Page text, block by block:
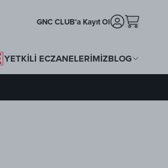
GNC CLUB'a Kayıt Ol
YETKİLİ ECZANELERİMİZBLOG